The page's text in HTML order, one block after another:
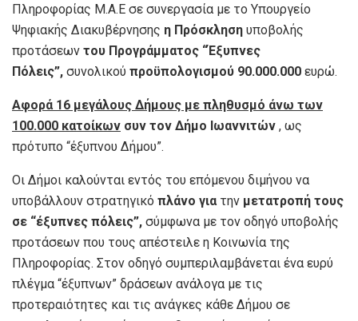
Πληροφορίας Μ.Α.Ε σε συνεργασία με το Υπουργείο
Ψηφιακής Διακυβέρνησης η Πρόσκληση υποβολής
προτάσεων του Προγράμματος “Έξυπνες
Πόλεις”, συνολικού προϋπολογισμού 90.000.000 ευρώ.
Αφορά 16 μεγάλους Δήμους με πληθυσμό άνω των
100.000 κατοίκων συν τον Δήμο Ιωαννιτών , ως
πρότυπο “έξυπνου Δήμου”.
Οι Δήμοι καλούνται εντός του επόμενου διμήνου να
υποβάλλουν στρατηγικό πλάνο για την μετατροπή τους
σε “έξυπνες πόλεις”, σύμφωνα με τον οδηγό υποβολής
προτάσεων που τους απέστειλε η Κοινωνία της
Πληροφορίας. Στον οδηγό συμπεριλαμβάνεται ένα ευρύ
πλέγμα “έξυπνων” δράσεων ανάλογα με τις
προτεραιότητες και τις ανάγκες κάθε Δήμου σε